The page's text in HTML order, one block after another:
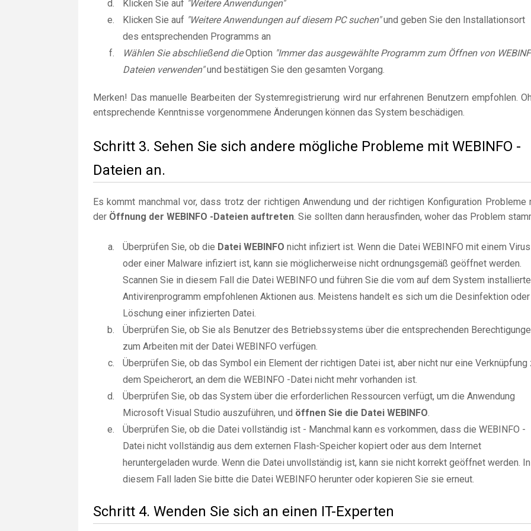
Klicken Sie auf "Weitere Anwendungen"
Klicken Sie auf "Weitere Anwendungen auf diesem PC suchen"und geben Sie den Installationsort
des entsprechenden Programms an
Wählen Sie abschließend dieOption "Immer das ausgewählte Programm zum Öffnen von
Dateien verwenden"und bestätigen Sie den gesamten Vorgang.
Merken! Das manuelle Bearbeiten der Systemregistrierung wird nur erfahrenen Benutzern empfohlen.
entsprechende Kenntnisse vorgenommene Änderungen können das System beschädigen.
Schritt 3. Sehen Sie sich andere mögliche Probleme mit WEBINFO -
Dateien an.
Es kommt manchmal vor, dass trotz der richtigen Anwendung und der richtigen Konfiguration Probleme
der Öffnung der WEBINFO -Dateien auftreten. Sie sollten dann herausfinden, woher das Problem
Überprüfen Sie, ob die Datei WEBINFO nicht infiziert ist. Wenn die Datei WEBINFO mit einem Virus
oder einer Malware infiziert ist, kann sie möglicherweise nicht ordnungsgemäß geöffnet werden.
Scannen Sie in diesem Fall die Datei WEBINFO und führen Sie die vom auf dem System
Antivirenprogramm empfohlenen Aktionen aus. Meistens handelt es sich um die Desinfektion oder
Löschung einer infizierten Datei.
Überprüfen Sie, ob Sie als Benutzer des Betriebssystems über die entsprechenden
zum Arbeiten mit der Datei WEBINFO verfügen.
Überprüfen Sie, ob das Symbol ein Element der richtigen Datei ist, aber nicht nur eine Verknüpfung
dem Speicherort, an dem die WEBINFO -Datei nicht mehr vorhanden ist.
Überprüfen Sie, ob das System über die erforderlichen Ressourcen verfügt, um die Anwendung
Microsoft Visual Studio auszuführen, und öffnen Sie die Datei WEBINFO.
Überprüfen Sie, ob die Datei vollständig ist - Manchmal kann es vorkommen, dass die WEBINFO -
Datei nicht vollständig aus dem externen Flash-Speicher kopiert oder aus dem Internet
heruntergeladen wurde. Wenn die Datei unvollständig ist, kann sie nicht korrekt geöffnet werden. In
diesem Fall laden Sie bitte die Datei WEBINFO herunter oder kopieren Sie sie erneut.
Schritt 4. Wenden Sie sich an einen IT-Experten